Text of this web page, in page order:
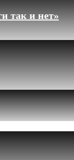
так и нет»